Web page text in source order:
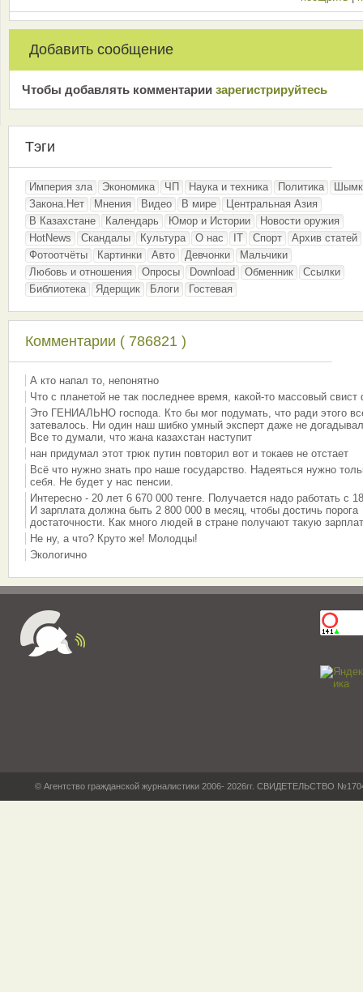
Добавить сообщение
Чтобы добавлять комментарии зарeгиcтрирyйтeсь
Тэги
Империя зла Экономика ЧП Наука и техника Политика
Закона.Нет
Мнения Видео В мире
Центральная Азия
В Казахстане
Календарь Юмор и Истории
Новости оружия
HotNews
Скандалы Культура О нас IT Спорт
Архив статей
Фотоотчёты
Картинки Авто Девчонки
Мальчики
Любовь и отношения
Опросы Download Обменник
Ссылки
Библиотека
Ядерщик Блоги Гостевая
Комментарии ( 786821 )
А кто напал то, непонятно
Что с планетой не так последнее время, какой-то массовый свист
Это ГЕНИАЛЬНО господа. Кто бы мог подумать, что ради этого
затевалось. Ни один наш шибко умный эксперт даже не
Все то думали, что жана казахстан наступит
нан придумал этот трюк путин повторил вот и токаев не отстает
Всё что нужно знать про наше государство. Надеяться нужно
себя. Не будет у нас пенсии.
Интересно - 20 лет 6 670 000 тенге. Получается надо работать с
И зарплата должна быть 2 800 000 в месяц, чтобы достичь порога
достаточности. Как много людей в стране получают такую
Не ну, а что? Круто же! Молодцы!
Экологично
© Агентство гражданской журналистики 2006- 2026гг. СВИДЕТЕЛЬСТВО